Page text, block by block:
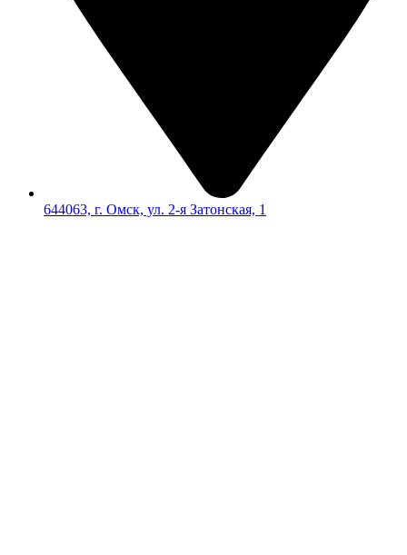
644063, г. Омск, ул. 2-я Затонская, 1